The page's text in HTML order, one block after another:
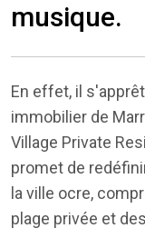
musique.
En effet, il
immobilier de
Village Private
promet de
la ville ocre,
plage privée et